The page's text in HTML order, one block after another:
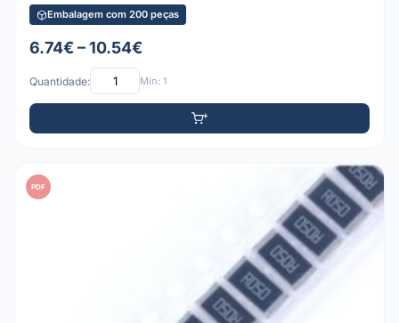
Embalagem com 200 peças
6.74€ – 10.54€
Quantidade: Mín: 1
PDF